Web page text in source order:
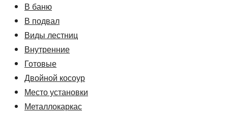
В баню
В подвал
Виды лестниц
Внутренние
Готовые
Двойной косоур
Место установки
Металлокаркас